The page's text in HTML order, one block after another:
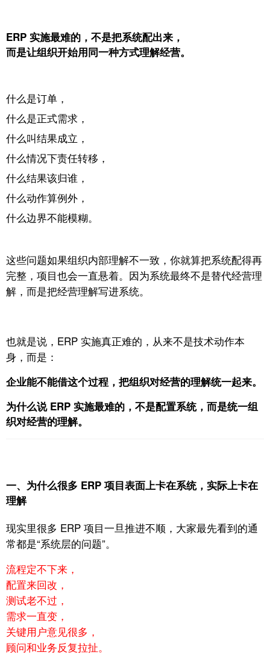
ERP 实施最难的，不是把系统配出来，
而是让组织开始用同一种方式理解经营。
什么是订单，
什么是正式需求，
什么叫结果成立，
什么情况下责任转移，
什么结果该归谁，
什么动作算例外，
什么边界不能模糊。
这些问题如果组织内部理解不一致， 你就算把系统配得再
完整，项目也会一直悬着。 因为系统最终不是替代经营理
解， 而是把经营理解写进系统。
也就是说，ERP 实施真正难的，从来不是技术动作本
身， 而是：
企业能不能借这个过程，把组织对经营的理解统一起来。
为什么说 ERP 实施最难的，不是配置系统，而是统一组
织对经营的理解。
一、为什么很多 ERP 项目表面上卡在系统，实际上卡在
理解
现实里很多 ERP 项目一旦推进不顺， 大家最先看到的通
常都是“系统层的问题”。
流程定不下来，
配置来回改，
测试老不过，
需求一直变，
关键用户意见很多，
顾问和业务反复拉扯。